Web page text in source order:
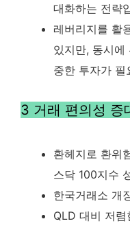
대화하는 전략
레버리지를 활
있지만, 동시에
중한 투자가 필
3 거래 편의성 증
환헤지로 환위
스닥 100지수
한국거래소 개
QLD 대비 저렴